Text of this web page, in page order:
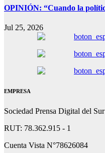
OPINIÓN: “Cuando la
Jul 25, 2026
EMPRESA
Sociedad Prensa Digital del
RUT: 78.362.915 - 1
Cuenta Vista N°78626084